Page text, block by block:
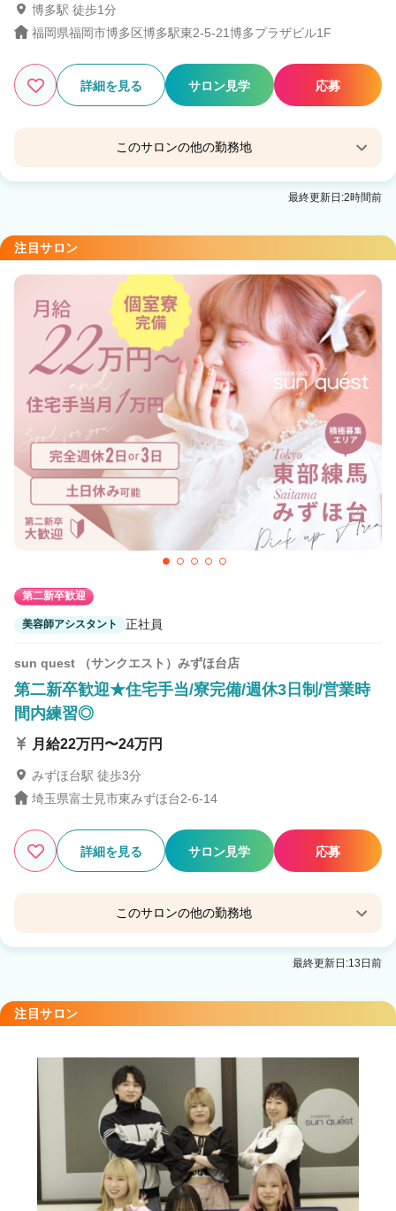
博多駅 徒歩1分
福岡県福岡市博多区博多駅東2-5-21博多プラザビル1F
詳細を見る サロン見学 応募
このサロンの他の勤務地
【完全個室サロン】tocca hair&treatment 博多駅
Eleanor spa&treatment博多店
博多駅 徒歩7分
Eleanor spa&treatment博多ANNEX
博多駅 徒歩2分
大通駅 徒歩1分
Luana hair & treatment
大阪難波駅 徒歩3分
【完全個室サロン】tocca hair&treatment所沢店
所沢駅 徒歩3分
最終更新日:2時間前
注目サロン
第二新卒歓迎
美容師アシスタント 正社員
sun quest （サンクエスト）みずほ台店
第二新卒歓迎★住宅手当/寮完備/週休3日制/営業時
間内練習◎
月給22万円〜24万円
みずほ台駅 徒歩3分
埼玉県富士見市東みずほ台2-6-14
詳細を見る サロン見学 応募
このサロンの他の勤務地
sun quest （サンクエスト）東武練馬店
sun quest（サンクエスト） 朝霞店
sun quest （サンクエスト）中板橋店
中板橋駅 徒歩1分
最終更新日:13日前
注目サロン